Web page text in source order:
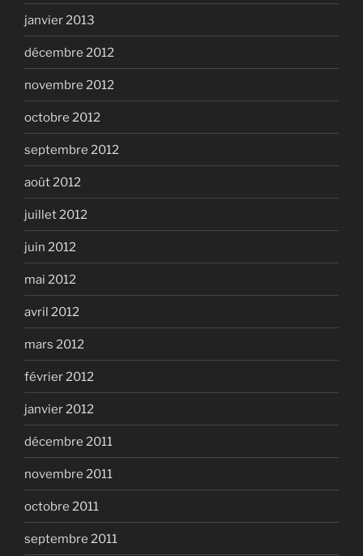
janvier 2013
décembre 2012
novembre 2012
octobre 2012
septembre 2012
août 2012
juillet 2012
juin 2012
mai 2012
avril 2012
mars 2012
février 2012
janvier 2012
décembre 2011
novembre 2011
octobre 2011
septembre 2011